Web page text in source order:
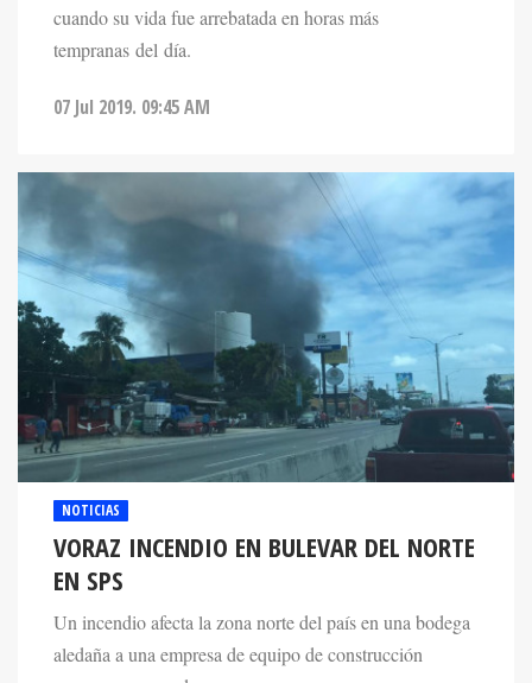
cuando su vida fue arrebatada en horas más
tempranas del día.
07 Jul 2019. 09:45 AM
NOTICIAS
VORAZ INCENDIO EN BULEVAR DEL NORTE
EN SPS
Un incendio afecta la zona norte del país en una bodega
aledaña a una empresa de equipo de construcción